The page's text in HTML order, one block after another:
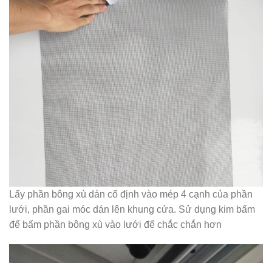
Lấy phần bông xù dán cố định vào mép 4 cạnh của phần
lưới, phần gai móc dán lên khung cửa. Sử dụng kim bấm
để bấm phần bông xù vào lưới để chắc chắn hơn